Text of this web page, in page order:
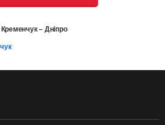
Кременчук – Дніпро